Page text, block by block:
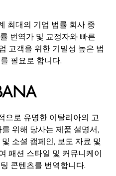
최대의 기업 법률 회사 중
번역가 및 교정자와 빠른
고객을 위한 기밀성 높은 법
필요로 합니다.
로 유명한 이탈리아의 고
위해 당사는 제품 설명서,
소셜 캠페인, 보도 자료 및
패션 스타일 및 커뮤니케이
콘텐츠를 번역합니다.